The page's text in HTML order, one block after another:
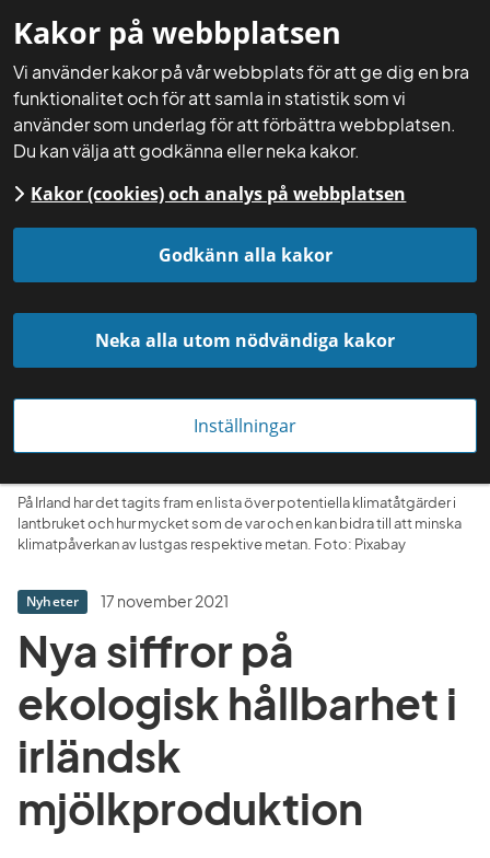
Kakor på webbplatsen
Vi använder kakor på vår webbplats för att ge dig en bra
funktionalitet och för att samla in statistik som vi
använder som underlag för att förbättra webbplatsen.
Du kan välja att godkänna eller neka kakor.
Kakor (cookies) och analys på webbplatsen
Godkänn alla kakor
Neka alla utom nödvändiga kakor
Inställningar
Mina sidor
Startsida Aktuellt Nyheter
På Irland har det tagits fram en lista över potentiella klimatåtgärder i
lantbruket och hur mycket som de var och en kan bidra till att minska
klimatpåverkan av lustgas respektive metan. Foto: Pixabay
Nyheter 17 november 2021
Nya siffror på
ekologisk hållbarhet i
irländsk
mjölkproduktion